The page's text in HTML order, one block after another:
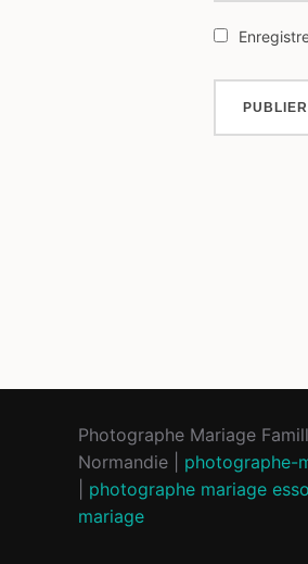
Photographe Mariage
Normandie | photographe-
photographe mariage
mariage